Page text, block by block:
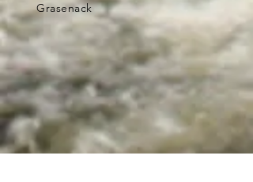
Grasenack